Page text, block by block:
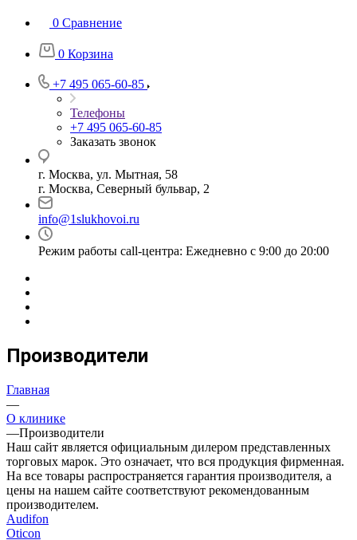
0 Сравнение
0 Корзина
+7 495 065-60-85
Телефоны
+7 495 065-60-85
Заказать звонок
г. Москва, ул. Мытная, 58
г. Москва, Северный бульвар, 2
info@1slukhovoi.ru
Режим работы call-центра: Ежедневно с 9:00 до 20:00
Производители
Главная
—
О клинике
—Производители
Наш сайт является официальным дилером представленных
торговых марок. Это означает, что вся продукция фирменная.
На все товары распространяется гарантия производителя, а
цены на нашем сайте соответствуют рекомендованным
производителем.
Audifon
Oticon